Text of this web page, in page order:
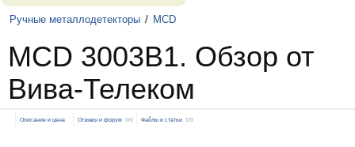
Ручные металлодетекторы / MCD
MCD 3003B1. Обзор от
Вива-Телеком
Описание и цена Отзывы и форум 0/0 Файлы и статьи 1/0